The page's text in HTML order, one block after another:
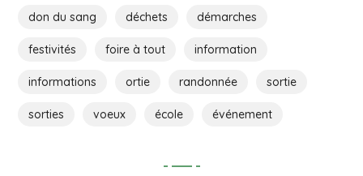
don du sang déchets démarches
festivités foire à tout information
informations ortie randonnée sortie
sorties voeux école événement